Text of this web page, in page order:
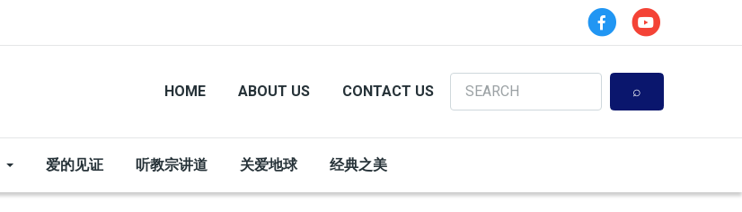
HOME ABOUT US CONTACT US
Search
爱的见证 听教宗讲道 关爱地球 经典之美